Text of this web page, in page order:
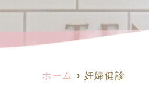
ホーム 妊婦健診